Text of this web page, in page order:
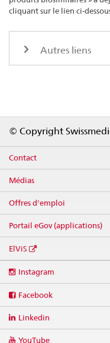
cliquant sur le lien ci-
Autres liens
© Copyright
Contact
Médias
Offres d'emploi
Portail eGov (applications)
ElViS
media
Instagram
Facebook
Linkedin
YouTube